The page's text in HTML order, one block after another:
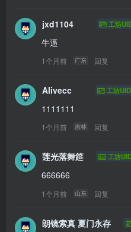
jxd1104 工坊
牛逼
1个月前 广东 回复
Alivecc 工坊
1111111
1个月前 吉林 回复
莲光落舞筵 工坊
666666
1个月前 山东 回复
朗镜索真 夏门永存